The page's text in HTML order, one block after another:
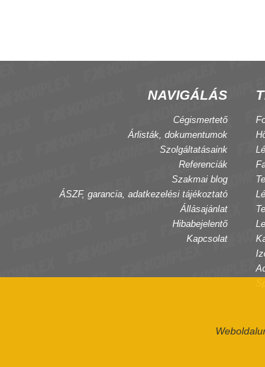
NAVIGÁLÁS
Cégismertető
Árlisták, dokumentumok
Szolgáltatásaink
Referenciák
Szakmai blog
ÁSZF, garancia, adatkezelési tájékoztató
Állásajánlat
Hibabejelentő
Kapcsolat